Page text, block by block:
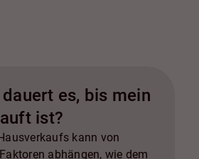
es, bis mein
ist?
kann von
abhängen, wie dem